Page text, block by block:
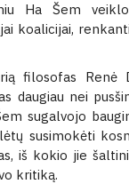
Ha Šem
koalicijai,
filosofas Renė
daugiau nei
sugalvojo
susimokėti
iš kokio jie
kritiką.